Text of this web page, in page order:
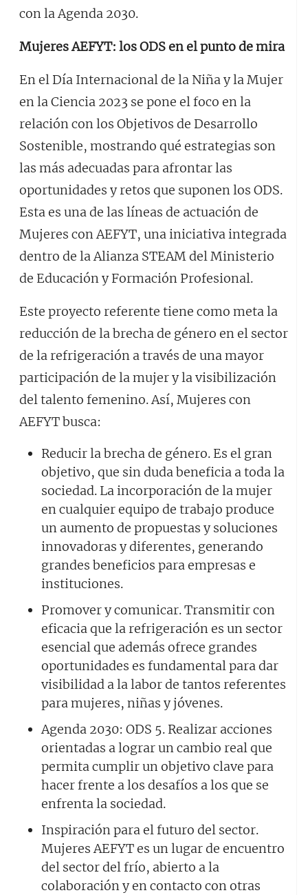
con la Agenda 2030.
Mujeres AEFYT: los ODS en el punto de mira
En el Día Internacional de la Niña y la Mujer
en la Ciencia 2023 se pone el foco en la
relación con los Objetivos de Desarrollo
Sostenible, mostrando qué estrategias son
las más adecuadas para afrontar las
oportunidades y retos que suponen los ODS.
Esta es una de las líneas de actuación de
Mujeres con AEFYT, una iniciativa integrada
dentro de la Alianza STEAM del Ministerio
de Educación y Formación Profesional.
Este proyecto referente tiene como meta la
reducción de la brecha de género en el sector
de la refrigeración a través de una mayor
participación de la mujer y la visibilización
del talento femenino. Así, Mujeres con
AEFYT busca:
Reducir la brecha de género. Es el gran
objetivo, que sin duda beneficia a toda la
sociedad. La incorporación de la mujer
en cualquier equipo de trabajo produce
un aumento de propuestas y soluciones
innovadoras y diferentes, generando
grandes beneficios para empresas e
instituciones.
Promover y comunicar. Transmitir con
eficacia que la refrigeración es un sector
esencial que además ofrece grandes
oportunidades es fundamental para dar
visibilidad a la labor de tantos referentes
para mujeres, niñas y jóvenes.
Agenda 2030: ODS 5. Realizar acciones
orientadas a lograr un cambio real que
permita cumplir un objetivo clave para
hacer frente a los desafíos a los que se
enfrenta la sociedad.
Inspiración para el futuro del sector.
Mujeres AEFYT es un lugar de encuentro
del sector del frío, abierto a la
colaboración y en contacto con otras